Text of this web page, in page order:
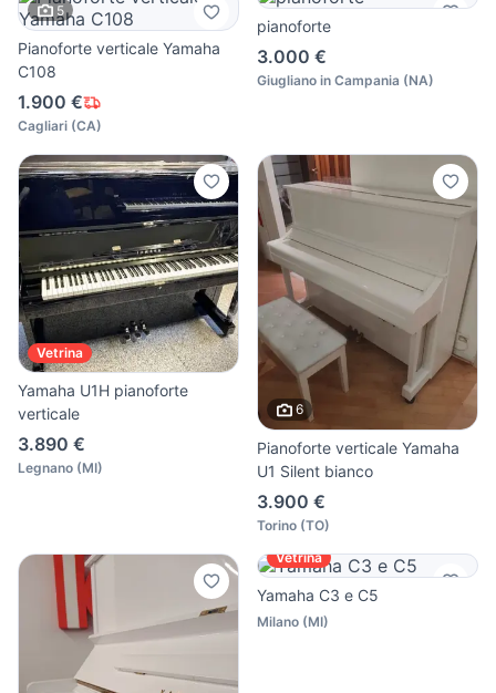
5
Pianoforte verticale Yamaha
C108
1.900 €
Cagliari (CA)
pianoforte
3.000 €
Giugliano in Campania (NA)
Vetrina
Yamaha U1H pianoforte
verticale
3.890 €
Legnano (MI)
6
Pianoforte verticale Yamaha
U1 Silent bianco
3.900 €
Torino (TO)
Vetrina
Yamaha C3 e C5
Milano (MI)